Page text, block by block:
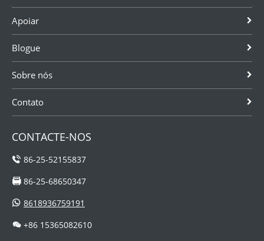
Apoiar
Blogue
Sobre nós
Contato
CONTACTE-NOS
86-25-52155837
86-25-68650347
8618936759191
+86 15365082610